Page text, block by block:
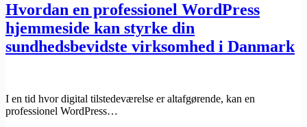
Hvordan en professionel WordPress
hjemmeside kan styrke din
sundhedsbevidste virksomhed i Danmark
I en tid hvor digital tilstedeværelse er altafgørende, kan en
professionel WordPress…